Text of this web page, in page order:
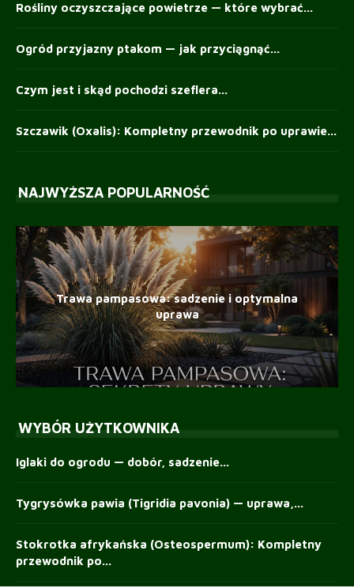
Rośliny oczyszczające powietrze — które wybrać...
Ogród przyjazny ptakom — jak przyciągnąć...
Czym jest i skąd pochodzi szeflera...
Szczawik (Oxalis): Kompletny przewodnik po uprawie...
NAJWYŻSZA POPULARNOŚĆ
Trawa pampasowa: sadzenie i optymalna
uprawa
WYBÓR UŻYTKOWNIKA
Iglaki do ogrodu — dobór, sadzenie...
Tygrysówka pawia (Tigridia pavonia) — uprawa,...
Stokrotka afrykańska (Osteospermum): Kompletny
przewodnik po...